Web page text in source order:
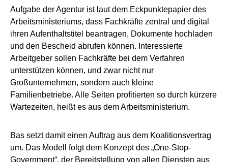
Aufgabe der Agentur ist laut dem Eckpunktepapier des
Arbeitsministeriums, dass Fachkräfte zentral und digital
ihren Aufenthaltstitel beantragen, Dokumente hochladen
und den Bescheid abrufen können. Interessierte
Arbeitgeber sollen Fachkräfte bei dem Verfahren
unterstützen können, und zwar nicht nur
Großunternehmen, sondern auch kleine
Familienbetriebe. Alle Seiten profitierten so durch kürzere
Wartezeiten, heißt es aus dem Arbeitsministerium.
Bas setzt damit einen Auftrag aus dem Koalitionsvertrag
um. Das Modell folgt dem Konzept des „One-Stop-
Government“, der Bereitstellung von allen Diensten aus